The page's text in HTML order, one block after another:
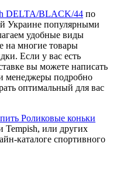
DELTA/BLACK/44 по
Украине популярными
удобные виды
на многие товары
Если у вас есть
вы можете написать
менеджеры подробно
оптимальный для вас
Роликовые коньки
Tempish, или других
каталоге спортивного